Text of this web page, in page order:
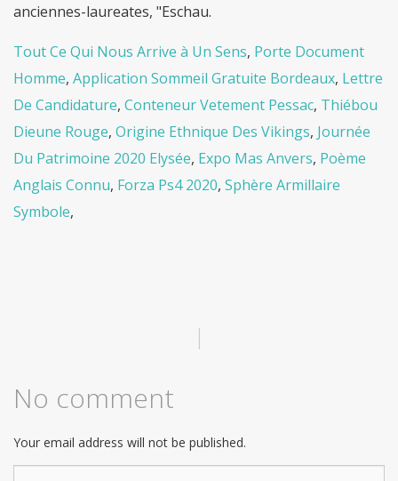
Tout Ce Qui Nous Arrive à Un Sens, Porte Document
Homme, Application Sommeil Gratuite Bordeaux, Lettre
De Candidature, Conteneur Vetement Pessac, Thiébou
Dieune Rouge, Origine Ethnique Des Vikings, Journée
Du Patrimoine 2020 Elysée, Expo Mas Anvers, Poème
Anglais Connu, Forza Ps4 2020, Sphère Armillaire
Symbole,
|
No comment
Your email address will not be published.